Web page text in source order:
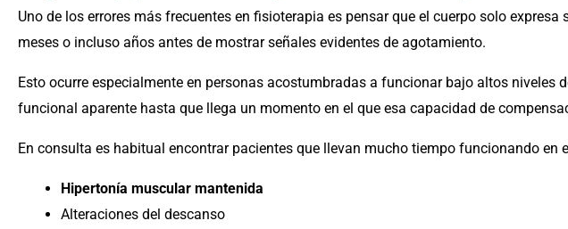
Uno de los errores más frecuentes en fisioterapia es pensar que el cuerpo solo
meses o incluso años antes de mostrar señales evidentes de agotamiento.
Esto ocurre especialmente en personas acostumbradas a funcionar bajo altos
funcional aparente hasta que llega un momento en el que esa capacidad de
En consulta es habitual encontrar pacientes que llevan mucho tiempo funcionando en
Hipertonía muscular mantenida
Alteraciones del descanso